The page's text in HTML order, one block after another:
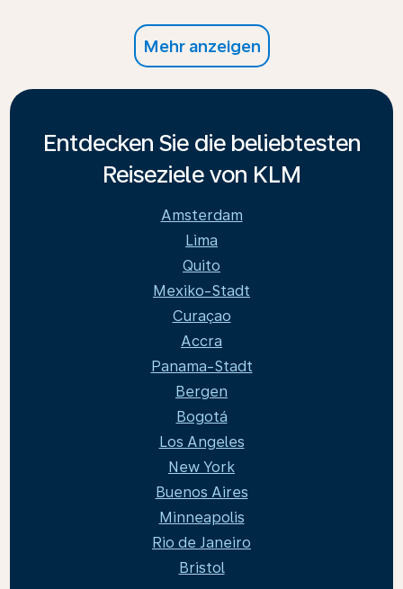
Mehr anzeigen
Entdecken Sie die beliebtesten
Reiseziele von KLM
Amsterdam
Lima
Quito
Mexiko-Stadt
Curaçao
Accra
Panama-Stadt
Bergen
Bogotá
Los Angeles
New York
Buenos Aires
Minneapolis
Rio de Janeiro
Bristol